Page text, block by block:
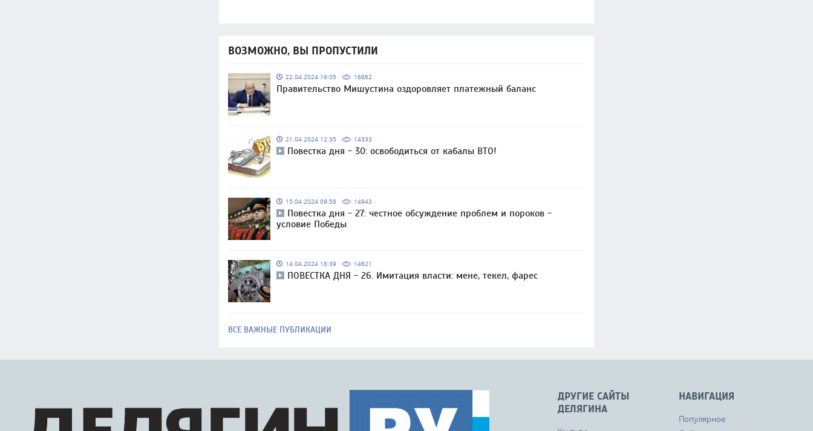
ВОЗМОЖНО, ВЫ ПРОПУСТИЛИ
22.04.2024 19:05 16862
Правительство Мишустина оздоровляет платежный баланс
21.04.2024 12:35 14333
Повестка дня - 30: освободиться от кабалы ВТО!
15.04.2024 09:58 14943
Повестка дня - 27: честное обсуждение проблем и пороков -
условие Победы
14.04.2024 18:39 14621
ПОВЕСТКА ДНЯ - 26. Имитация власти: мене, текел, фарес
ВСЕ ВАЖНЫЕ ПУБЛИКАЦИИ
НАВИГАЦИЯ
Популярное
ДРУГИЕ САЙТЫ
ДЕЛЯГИНА